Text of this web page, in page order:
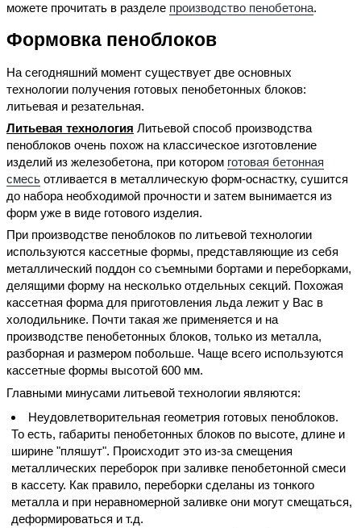
можете прочитать в разделе производство пенобетона.
Формовка пеноблоков
На сегодняшний момент существует две основных
технологии получения готовых пенобетонных блоков:
литьевая и резательная.
Литьевая технология Литьевой способ производства
пеноблоков очень похож на классическое изготовление
изделий из железобетона, при котором готовая бетонная
смесь отливается в металлическую форм-оснастку, сушится
до набора необходимой прочности и затем вынимается из
форм уже в виде готового изделия.
При производстве пеноблоков по литьевой технологии
используются кассетные формы, представляющие из себя
металлический поддон со съемными бортами и переборками,
делящими форму на несколько отдельных секций. Похожая
кассетная форма для приготовления льда лежит у Вас в
холодильнике. Почти такая же применяется и на
производстве пенобетонных блоков, только из металла,
разборная и размером побольше. Чаще всего используются
кассетные формы высотой 600 мм.
Главными минусами литьевой технологии являются:
Неудовлетворительная геометрия готовых пеноблоков.
То есть, габариты пенобетонных блоков по высоте, длине и
ширине "пляшут". Происходит это из-за смещения
металлических переборок при заливке пенобетонной смеси
в кассету. Как правило, переборки сделаны из тонкого
металла и при неравномерной заливке они могут смещаться,
деформироваться и т.д.